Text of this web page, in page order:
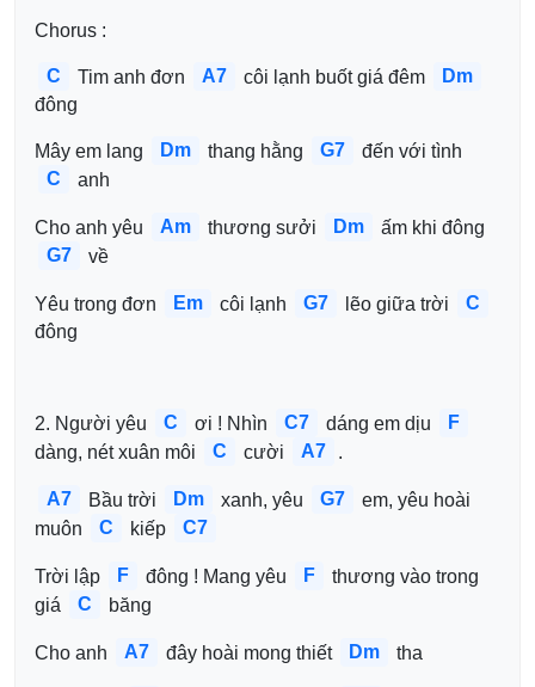
Chorus :
C Tim anh đơn A7 côi lạnh buốt giá đêm
Dm
đông
Mây em lang Dm thang hằng G7
đến với tình
C
anh
Cho anh yêu Am thương sưởi Dm
ấm khi đông
G7
về
Yêu trong đơn Em côi lạnh G7 lẽo giữa trời
C
đông
2. Người yêu C ơi ! Nhìn C7 dáng em dịu
F
dàng, nét xuân môi
C cười A7 .
A7 Bầu trời Dm xanh, yêu G7
em, yêu hoài
muôn
C kiếp C7
Trời lập F đông ! Mang yêu F
thương vào trong
giá
C băng
Cho anh A7 đây hoài mong thiết Dm tha